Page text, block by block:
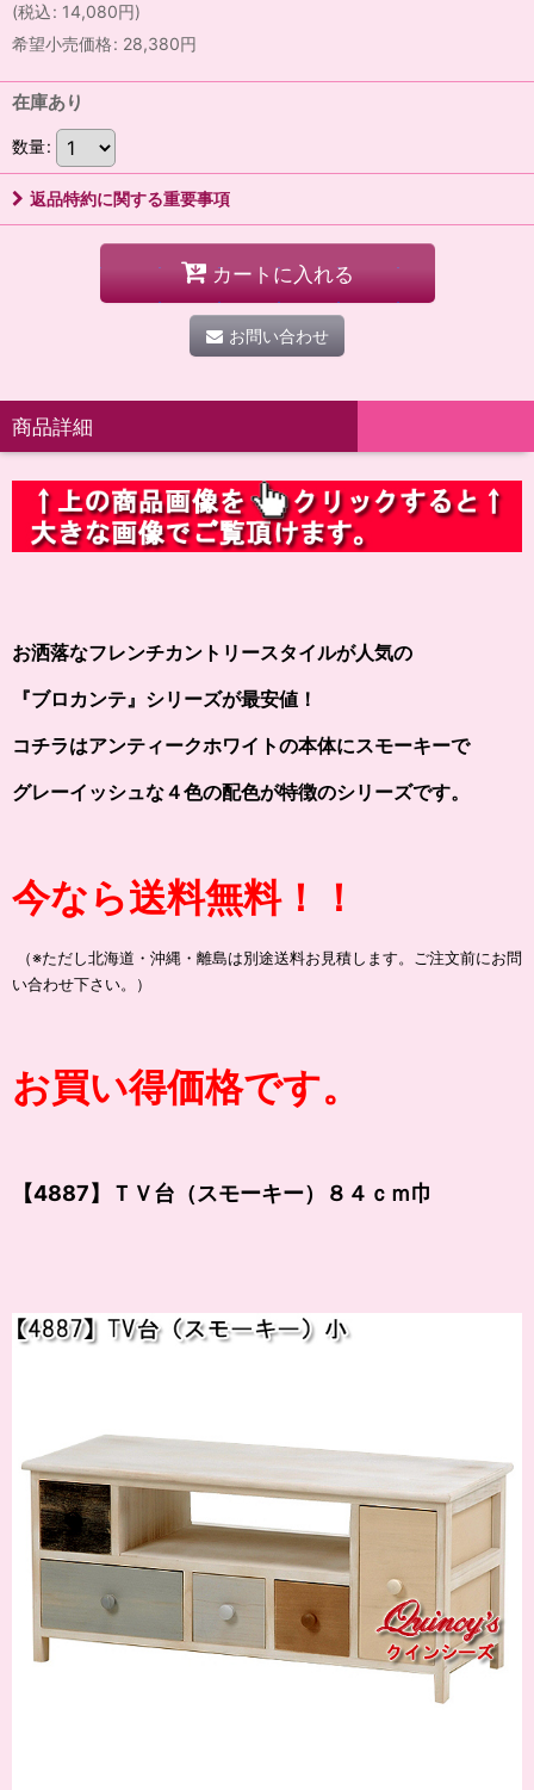
(税込: 14,080円)
希望小売価格: 28,380円
在庫あり
数量:
返品特約に関する重要事項
カートに入れる
お問い合わせ
商品詳細
お洒落なフレンチカントリースタイルが人気の
『ブロカンテ』シリーズが最安値！
コチラはアンティークホワイトの本体にスモーキーで
グレーイッシュな４色の配色が特徴のシリーズです。
今なら送料無料！！
（※ただし北海道・沖縄・離島は別途送料お見積します。ご注文前にお問
い合わせ下さい。）
お買い得価格です。
【4887】ＴＶ台（スモーキー）８４ｃｍ巾